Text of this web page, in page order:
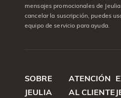
mensajes promocionales de
cancelar la suscripción, puedes
equipo de servicio para ayuda.
SOBRE
JEULIA
ATENCIÓN
AL CLIENTE